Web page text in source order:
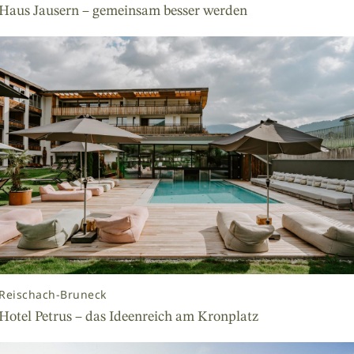
Jausern – gemeinsam besser werden
Bruneck
Petrus – das Ideenreich am Kronplatz